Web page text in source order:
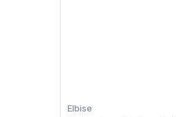
Elbise